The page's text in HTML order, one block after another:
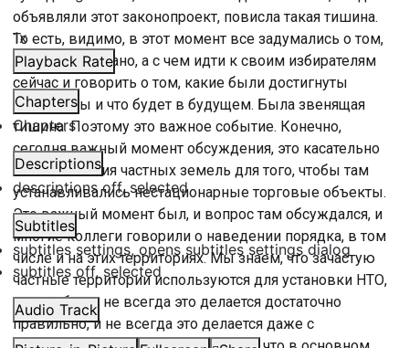
1x
Playback Rate
Chapters
Chapters
Descriptions
descriptions off, selected
Subtitles
subtitles settings, opens subtitles settings dialog
subtitles off, selected
Audio Track
объявляли этот законопроект, повисла такая тишина.
То есть, видимо, в этот момент все задумались о том,
что было сделано, а с чем идти к своим избирателям
сейчас и говорить о том, какие были достигнуты
результаты и что будет в будущем. Была звенящая
тишина. Поэтому это важное событие. Конечно,
сегодня важный момент обсуждения, это касательно
использования частных земель для того, чтобы там
устанавливались нестационарные торговые объекты.
Это важный момент был, и вопрос там обсуждался, и
многие коллеги говорили о наведении порядка, в том
числе и на этих территориях. Мы знаем, что зачастую
частные территории используются для установки НТО,
может быть, не всегда это делается достаточно
правильно, и не всегда это делается даже с